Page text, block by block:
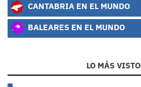
CANTABRIA EN EL MUNDO
BALEARES EN EL MUNDO
LO MÁS VISTO